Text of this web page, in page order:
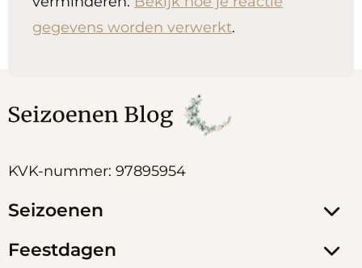
gegevens worden verwerkt.
KVK-nummer: 97895954
Seizoenen
Feestdagen